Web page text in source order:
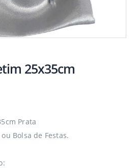
25x35cm
Prata
Bolsa de Festas.